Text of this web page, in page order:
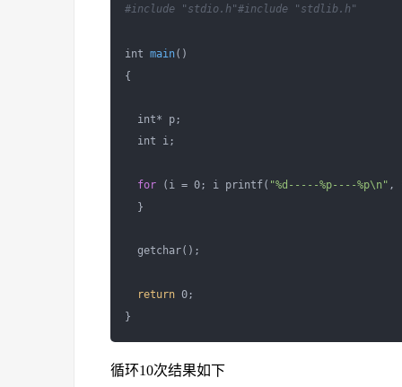
#include "stdio.h"#include "stdlib.h"
int main()
{
int* p;
int i;
for (i = 0; i printf( "%d-----%p----%p\n" ,
}
getchar();
return 0;
循环10次结果如下